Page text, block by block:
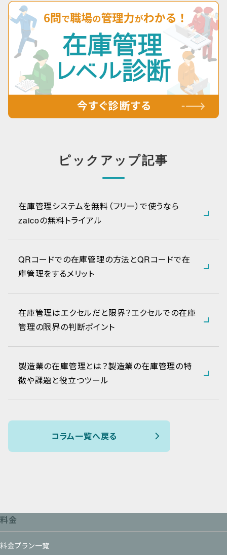
ピックアップ記事
在庫管理システムを無料（フリー）で使うなら
zaicoの無料トライアル
QRコードでの在庫管理の方法とQRコードで在
庫管理をするメリット
在庫管理はエクセルだと限界？エクセルでの在庫
管理の限界の判断ポイント
製造業の在庫管理とは？製造業の在庫管理の特
徴や課題と役立つツール
コラム一覧へ戻る
料金
料金プラン一覧